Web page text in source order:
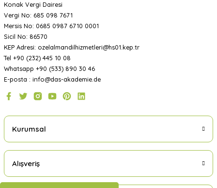
Konak Vergi Dairesi
Vergi No: 685 098 7671
Mersis No: 0685 0987 6710 0001
Sicil No: 86570
KEP Adresi: ozelalmandilhizmetleri@hs01.kep.tr
Tel +90 (232) 445 10 08
Whatsapp +90 (533) 890 30 46
E-posta : info@das-akademie.de
Kurumsal
Alışveriş